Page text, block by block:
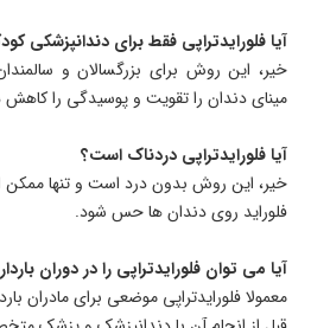
آیا فلورایدتراپی فقط برای دندانپزشکی
خیر، این روش برای بزرگسالان و
مینای دندان را تقویت و پوسیدگی را
آیا فلورایدتراپی دردناک است؟
خیر، این روش بدون درد است و تنها
فلوراید روی دندان ها حس شود.
آیا می توان فلورایدتراپی را در دوران
معمولا فلورایدتراپی موضعی برای مادران